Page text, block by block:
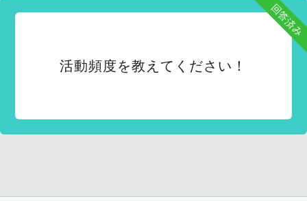
回答済み
活動頻度を教えてください！